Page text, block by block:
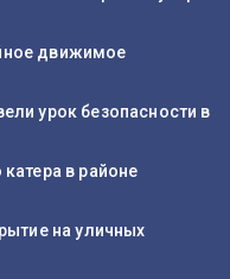
движимое
урок безопасности в
в районе
на уличных